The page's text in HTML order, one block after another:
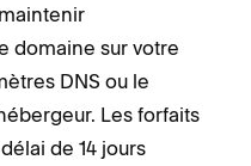
domaine sur votre
DNS ou le
Les forfaits
de 14 jours